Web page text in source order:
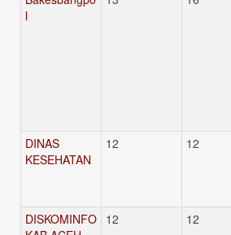
l
DINAS
KESEHATAN
12 12
DISKOMINFO 12 12